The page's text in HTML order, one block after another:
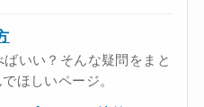
いい？そんな疑問をまと
ほしいページ。